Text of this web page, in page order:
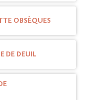
OBSÈQUES
DE DEUIL